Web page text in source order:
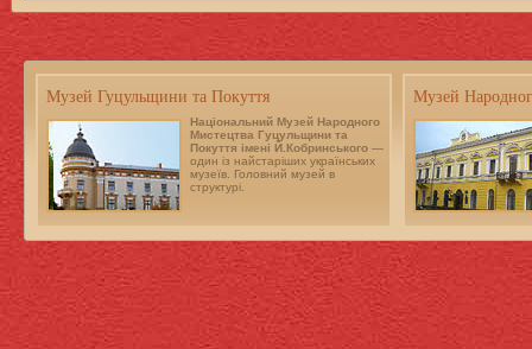
Музей Гуцульщини та Покуття
Національний Музей Народного
Мистецтва Гуцульщини та
Покуття імені Й.Кобринського —
один із найстаріших українських
музеїв. Головний музей в
структурі.
Музей